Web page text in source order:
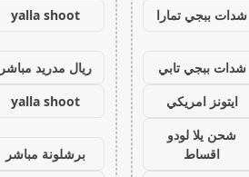
شدات ببجي تمارا
شدات ببجي تابي
ايتونز امريكي
شحن يلا لودو
اقساط
yalla shoot
ريال مدريد مباشر
yalla shoot
برشلونة مباشر